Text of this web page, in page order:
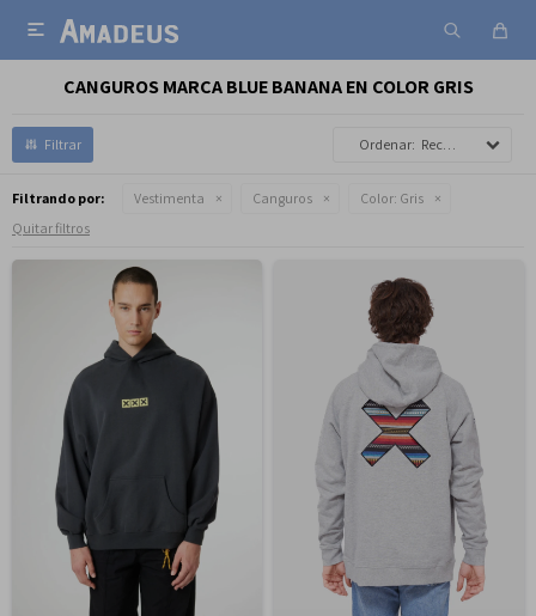

CANGUROS MARCA BLUE BANANA EN COLOR GRIS
Recomendados
Filtrando por: Vestimenta Canguros Color: Gris
Quitar filtros